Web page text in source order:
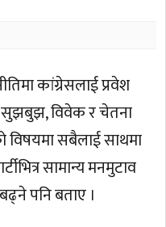
कांग्रेसलाई प्रवेश
सुझबुझ, विवेक र चेतना
सबैलाई साथमा
सामान्य मनमुटाव
पनि बताए ।